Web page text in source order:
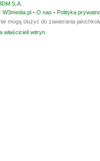
S.A.
W3media.pl • O nas • Polityka
mogą służyć do zawierania
właścicieli witryn